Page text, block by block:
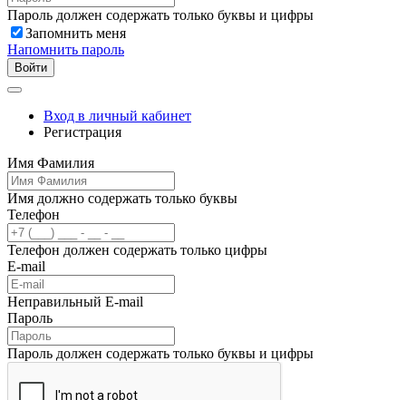
Пароль должен содержать только буквы и цифры
Запомнить меня
Напомнить пароль
Войти
Вход в личный кабинет
Регистрация
Имя Фамилия
Имя должно содержать только буквы
Телефон
Телефон должен содержать только цифры
E-mail
Неправильный E-mail
Пароль
Пароль должен содержать только буквы и цифры